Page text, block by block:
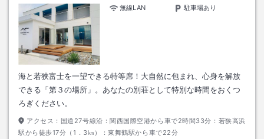
無線LAN
駐車場あり
海と若狭富士を一望できる特等席！大自然に包まれ、心身を解放
できる「第３の場所」。あなたの別荘として特別な時間をおくつ
ろぎください。
アクセス： 国道27号線沿：関西国際空港から車で2時間33分：若狭高浜
駅から徒歩17分（1．3㎞）：東舞鶴駅から車で22分